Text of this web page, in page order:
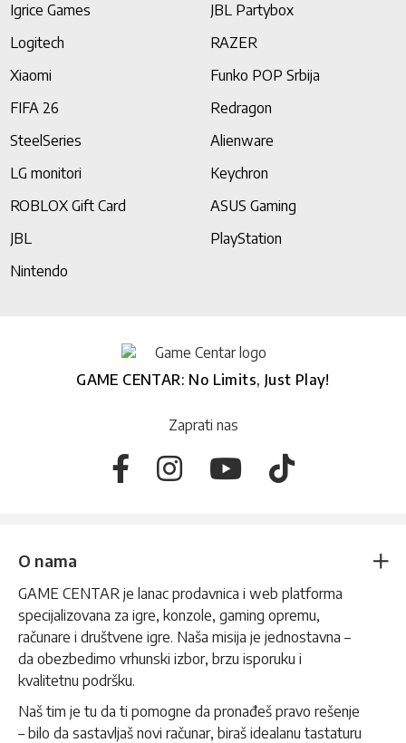
Igrice Games
JBL Partybox
Logitech
RAZER
Xiaomi
Funko POP Srbija
FIFA 26
Redragon
SteelSeries
Alienware
LG monitori
Keychron
ROBLOX Gift Card
ASUS Gaming
JBL
PlayStation
Nintendo
GAME CENTAR: No Limits, Just Play!
Zaprati nas
O nama
GAME CENTAR je lanac prodavnica i web platforma
specijalizovana za igre, konzole, gaming opremu,
računare i društvene igre. Naša misija je jednostavna –
da obezbedimo vrhunski izbor, brzu isporuku i
kvalitetnu podršku.
Naš tim je tu da ti pomogne da pronađeš pravo rešenje
– bilo da sastavljaš novi računar, biraš idealanu tastaturu